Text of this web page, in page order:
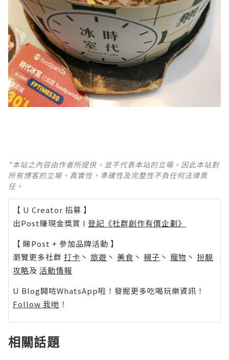
*本站之內容由作者所提供，並不代表本站的立場。因此本站對
所有博客的立場、真實性、準確性及完整性不負任何法律責
任。
【 U Creator 招募 】
出Post賺現金獎賞 l 登記《社群創作有價企劃》
【 睇Post + 參加品牌活動 】
瀏覽更多社群 打卡 丶 旅遊 丶 美食 丶 親子 丶 寵物 丶 扮靚
攻略及 活動情報
U Blog開咗WhatsApp啦！發掘更多吃喝玩樂資訊！
Follow 我哋 ！
相關話題